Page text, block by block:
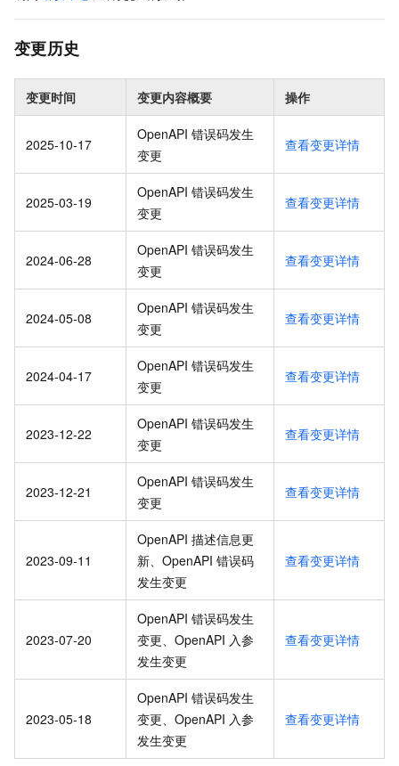
变更历史
变更时间 变更内容概要 操作
2025-10-17
OpenAPI 错误码发生
变更
查看变更详情
2025-03-19
OpenAPI 错误码发生
变更
查看变更详情
2024-06-28
OpenAPI 错误码发生
变更
查看变更详情
2024-05-08
OpenAPI 错误码发生
变更
查看变更详情
2024-04-17
OpenAPI 错误码发生
变更
查看变更详情
2023-12-22
OpenAPI 错误码发生
变更
查看变更详情
2023-12-21
OpenAPI 错误码发生
变更
查看变更详情
2023-09-11
OpenAPI 描述信息更
新、OpenAPI 错误码
发生变更
查看变更详情
2023-07-20
OpenAPI 错误码发生
变更、OpenAPI 入参
发生变更
查看变更详情
2023-05-18
OpenAPI 错误码发生
变更、OpenAPI 入参
发生变更
查看变更详情